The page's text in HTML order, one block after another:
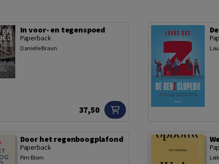
In voor- en tegenspoed
Danielle Braun
Paperback
37,50
Door het regenboogplafond
Pim Blom
Paperback